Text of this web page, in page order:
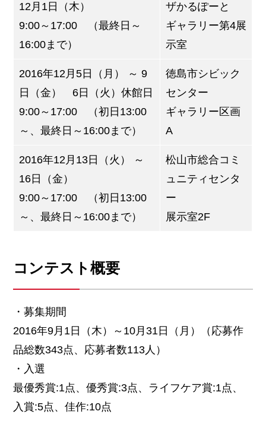
12月1日（木）
9:00～17:00 （最終日～
16:00まで）
ザかるぽーと
ギャラリー第4展
示室
2016年12月5日（月） ～ 9
日（金） 6日（火）休館日
9:00～17:00 （初日13:00
～、最終日～16:00まで）
徳島市シビック
センター
ギャラリー区画
A
2016年12月13日（火） ～
16日（金）
9:00～17:00 （初日13:00
～、最終日～16:00まで）
松山市総合コミ
ュニティセンタ
ー
展示室2F
コンテスト概要
・募集期間
2016年9月1日（木）～10月31日（月）（応募作
品総数343点、応募者数113人）
・入選
最優秀賞:1点、優秀賞:3点、ライフケア賞:1点、
入賞:5点、佳作:10点